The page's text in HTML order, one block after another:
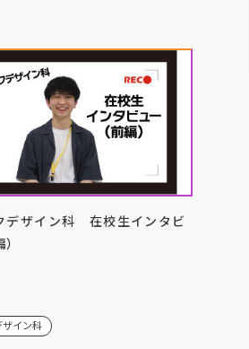
デザイン科 在校生インタビ
ザイン科